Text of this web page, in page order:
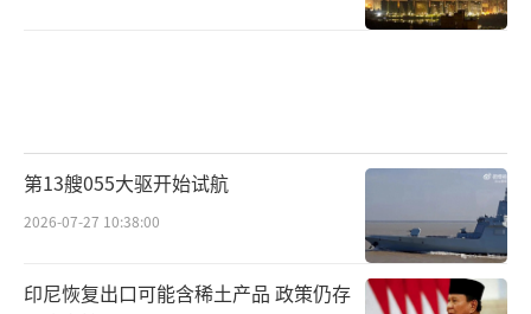
尽管各国在核武器问题上各有立场，但加
有通过开放对话和合作，才能在核武器问题上
获得真正的安全感。我们应积极推动国际核裁
军进程，让核武器真正成为历史的遗物，而非
第13艘055大驱开始试航
2026-07-27 10:38:00
印尼恢复出口可能含稀土产品 政策仍存